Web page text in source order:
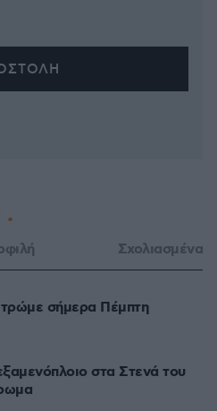
Σχολιασμένα
σήμερα Πέμπτη
στα Στενά του